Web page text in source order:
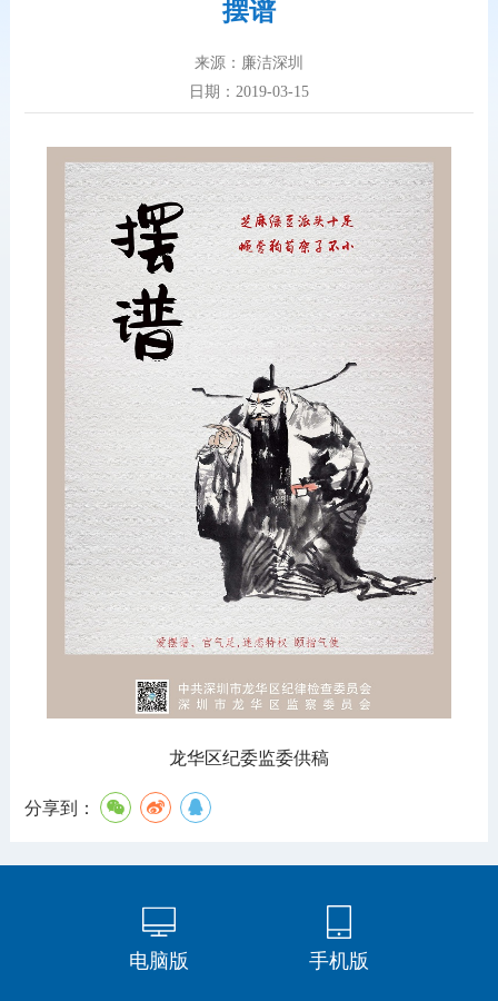
摆谱
来源：廉洁深圳
日期：2019-03-15
龙华区纪委监委供稿
分享到：
电脑版 手机版